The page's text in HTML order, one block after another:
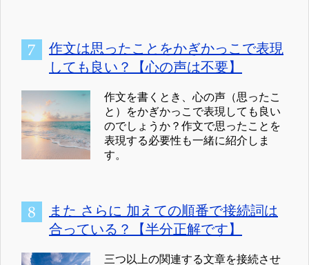
作文は思ったことをかぎかっこで表現
しても良い？【心の声は不要】
作文を書くとき、心の声（思ったこ
と）をかぎかっこで表現しても良い
のでしょうか？作文で思ったことを
表現する必要性も一緒に紹介しま
す。
また さらに 加えての順番で接続詞は
合っている？【半分正解です】
三つ以上の関連する文章を接続させ